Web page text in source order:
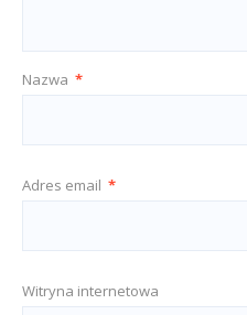
Nazwa *
Adres email *
Witryna internetowa